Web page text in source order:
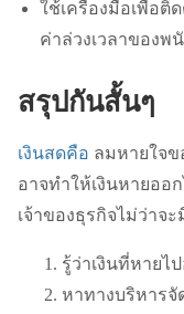
ใช้เครื่องมือเพื่อติ
ค่าล่วงเวลาของพนั
สรุปกันสั้นๆ
เงินสดคือ ลมหายใจข
อาจทำให้เงินหายออ
เจ้าของธุรกิจไม่ว่าจ
รู้ว่าเงินที่หายไ
หาทางบริหาร